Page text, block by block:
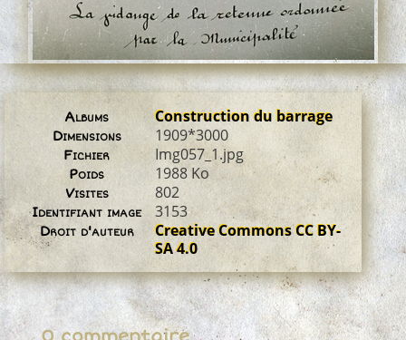
Albums Construction du barrage
Dimensions 1909*3000
Fichier Img057_1.jpg
Poids 1988 Ko
Visites 802
Identifiant image 3153
Droit d'auteur
Creative Commons CC BY-
SA 4.0